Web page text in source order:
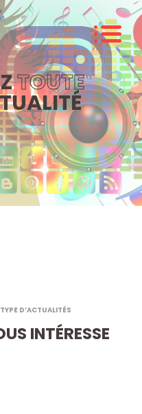
TOUTE
D’ACTUALITÉS
INTÉRESSE